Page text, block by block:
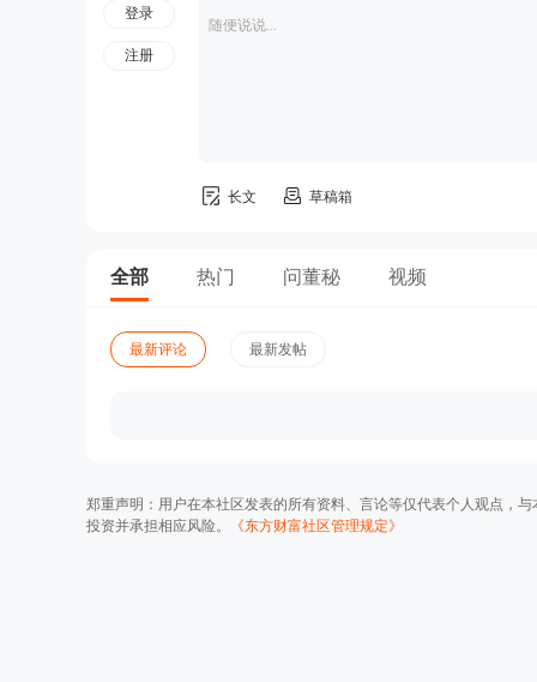
登录
注册
随便说说...
长文 草稿箱
全部 热门 问董秘 视频
最新评论 最新发帖
郑重声明：用户在本社区发表的所有资料、言论等仅代表个人观点，
投资并承担相应风险。
《东方财富社区管理规定》